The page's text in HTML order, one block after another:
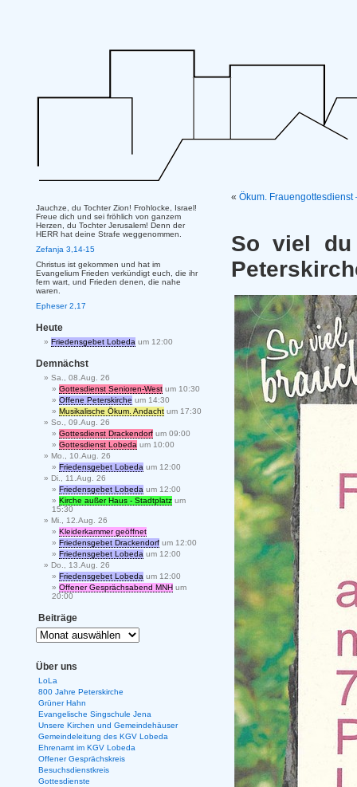
« Ökum.
So viel du
Jauchze, du Tochter Zion! Frohlocke, Israel!
Freue dich und sei fröhlich von ganzem
Herzen, du Tochter Jerusalem! Denn der
HERR hat deine Strafe weggenommen.
Zefanja 3,14-15
Christus ist gekommen und hat im
Evangelium Frieden verkündigt euch, die ihr
fern wart, und Frieden denen, die nahe
waren.
Epheser 2,17
Heute
Friedensgebet Lobeda um 12:00
Demnächst
Sa., 08.Aug. 26
Gottesdienst Senioren-West um 10:30
Offene Peterskirche um 14:30
Musikalische Ökum. Andacht um 17:30
So., 09.Aug. 26
Gottesdienst Drackendorf um 09:00
Gottesdienst Lobeda um 10:00
Mo., 10.Aug. 26
Friedensgebet Lobeda um 12:00
Di., 11.Aug. 26
Friedensgebet Lobeda um 12:00
Kirche außer Haus - Stadtplatz um
15:30
Mi., 12.Aug. 26
Kleiderkammer geöffnet
Friedensgebet Drackendorf um 12:00
Friedensgebet Lobeda um 12:00
Do., 13.Aug. 26
Friedensgebet Lobeda um 12:00
Offener Gesprächsabend MNH um
20:00
Beiträge
Über uns
LoLa
800 Jahre Peterskirche
Grüner Hahn
Evangelische Singschule Jena
Unsere Kirchen und Gemeindehäuser
Gemeindeleitung des KGV Lobeda
Ehrenamt im KGV Lobeda
Offener Gesprächskreis
Besuchsdienstkreis
Gottesdienste